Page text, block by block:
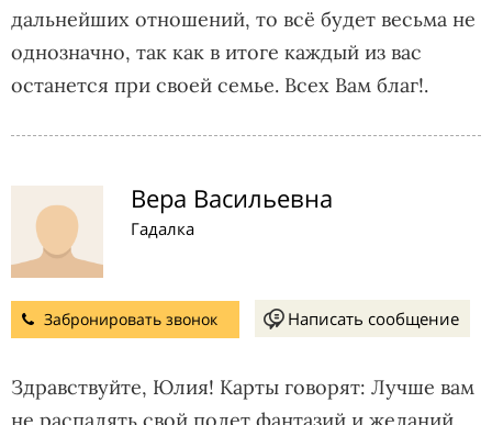
дальнейших отношений, то всё будет весьма не
однозначно, так как в итоге каждый из вас
останется при своей семье. Всех Вам благ!.
Вера Васильевна
Гадалка
Забронировать звонок Написать сообщение
Здравствуйте, Юлия! Карты говорят: Лучше вам
не распалять свой полет фантазий и желаний,